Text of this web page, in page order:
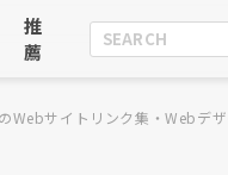
推
薦
サイトリンク集・Webデ